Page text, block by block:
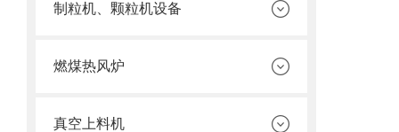
制粒机、颗粒机设备
燃煤热风炉
真空上料机